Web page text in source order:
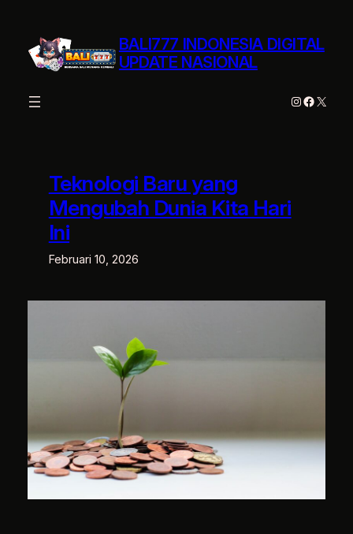
konten
BALI777 INDONESIA DIGITAL
UPDATE NASIONAL
Instagram
X
Teknologi Baru yang
Mengubah Dunia Kita Hari
Ini
Februari 10, 2026